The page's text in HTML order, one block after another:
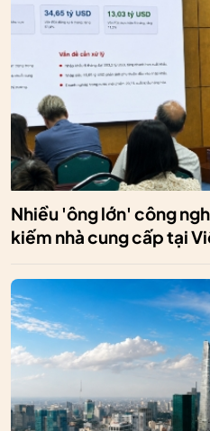
Nhiều 'ông lớn' công
kiếm nhà cung cấp tại